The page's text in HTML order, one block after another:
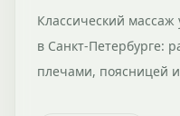
Классический
в Санкт-Петербурге:
плечами, поясницей